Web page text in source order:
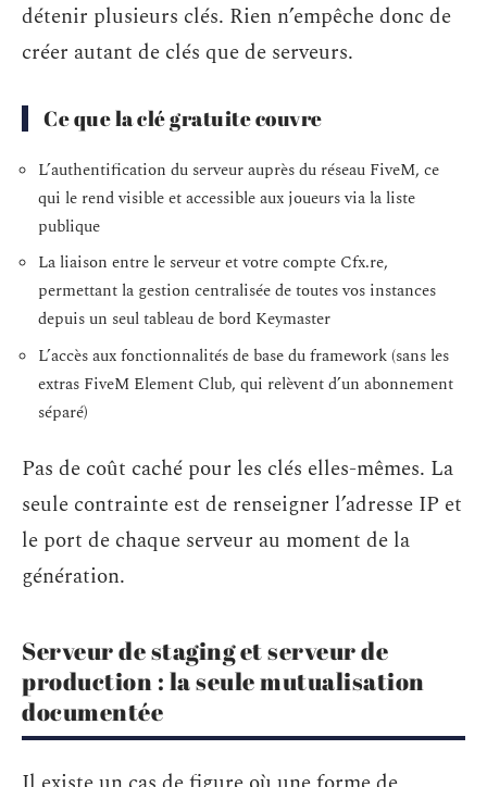
détenir plusieurs clés. Rien n’empêche donc de
créer autant de clés que de serveurs.
Ce que la clé gratuite couvre
L’authentification du serveur auprès du réseau FiveM, ce
qui le rend visible et accessible aux joueurs via la liste
publique
La liaison entre le serveur et votre compte Cfx.re,
permettant la gestion centralisée de toutes vos instances
depuis un seul tableau de bord Keymaster
L’accès aux fonctionnalités de base du framework (sans les
extras FiveM Element Club, qui relèvent d’un abonnement
séparé)
Pas de coût caché pour les clés elles-mêmes. La
seule contrainte est de renseigner l’adresse IP et
le port de chaque serveur au moment de la
génération.
Serveur de staging et serveur de
production : la seule mutualisation
documentée